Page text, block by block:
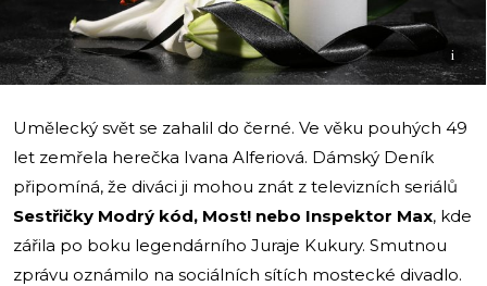
i
Umělecký svět se zahalil do černé. Ve věku pouhých 49
let zemřela herečka Ivana Alferiová. Dámský Deník
připomíná, že diváci ji mohou znát z televizních seriálů
Sestřičky Modrý kód, Most! nebo Inspektor Max, kde
zářila po boku legendárního Juraje Kukury. Smutnou
zprávu oznámilo na sociálních sítích mostecké divadlo.